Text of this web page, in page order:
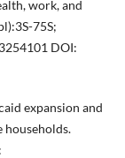
work, and
75S;
DOI:
expansion and
households.